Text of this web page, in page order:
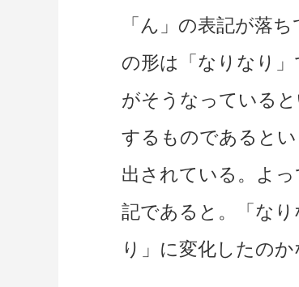
「ん」の表記が落
の形は「なりなり
がそうなっている
するものであると
出されている。よ
記であると。「な
り」に変化したの